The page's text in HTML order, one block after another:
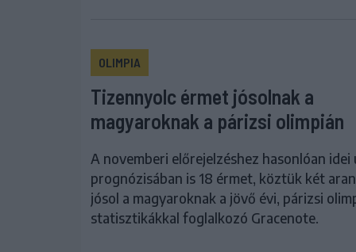
OLIMPIA
Tizennyolc érmet jósolnak a
magyaroknak a párizsi olimpián
A novemberi előrejelzéshez hasonlóan idei
prognózisában is 18 érmet, köztük két
jósol a magyaroknak a jövő évi, párizsi
statisztikákkal foglalkozó Gracenote.